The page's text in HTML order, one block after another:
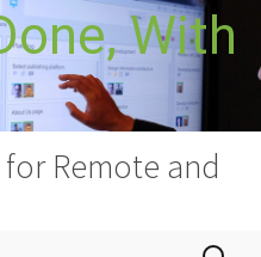
With
Remote and